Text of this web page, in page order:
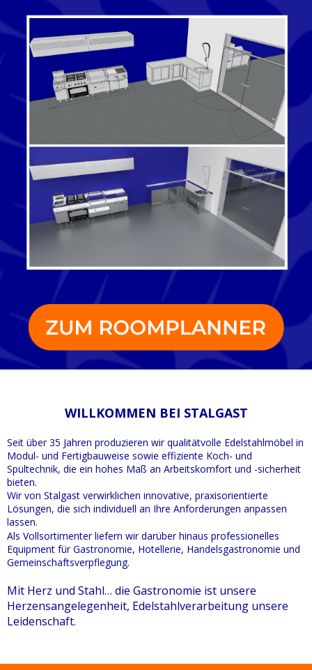
WILLKOMMEN BEI STALGAST
Seit über 35 Jahren produzieren wir qualitätvolle Edelstahlmöbel in
Modul- und Fertigbauweise sowie effiziente Koch- und
Spültechnik, die ein hohes Maß an Arbeitskomfort und -sicherheit
bieten.
Wir von Stalgast verwirklichen innovative, praxisorientierte
Lösungen, die sich individuell an Ihre Anforderungen anpassen
lassen.
Als Vollsortimenter liefern wir darüber hinaus professionelles
Equipment für Gastronomie, Hotellerie, Handelsgastronomie und
Gemeinschaftsverpflegung.
Mit Herz und Stahl… die Gastronomie ist unsere
Herzensangelegenheit, Edelstahlverarbeitung unsere
Leidenschaft.